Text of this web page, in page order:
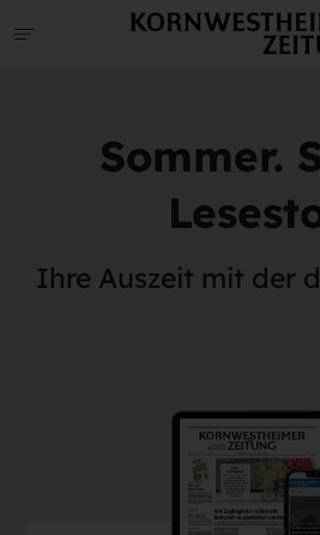
Sommer.
Ihre Auszeit mit der